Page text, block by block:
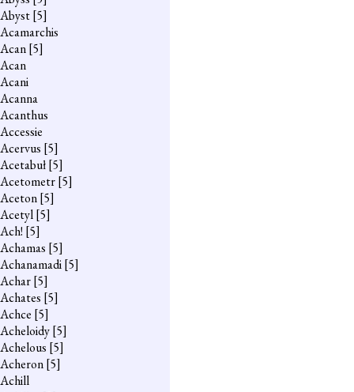
Abyst[5]
Acamarchis
Acan[5]
Acan
Acani
Acanna
Acanthus
Accessie
Acervus [5]
Acetabuł[5]
Acetometr[5]
Aceton[5]
Acetyl[5]
Ach! [5]
Achamas [5]
Achanamadi[5]
Achar[5]
Achates [5]
Achce [5]
Acheloidy[5]
Achelous [5]
Acheron[5]
Achill